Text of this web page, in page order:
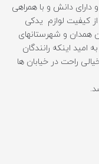
دارای دانش و با همراهی
کیفیت لوازم یدکی
همدان و شهرستانهای
اینکه رانندگان
راحت در خیابان ها